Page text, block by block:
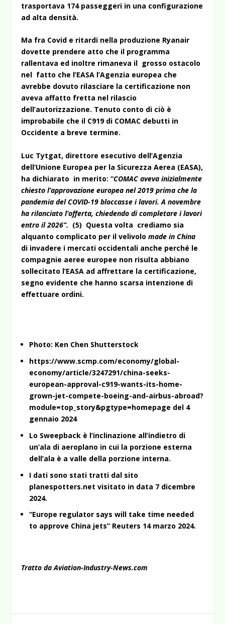
trasportava 174 passeggeri in una configurazione
ad alta densità.
Ma fra Covid e ritardi nella produzione Ryanair
dovette prendere atto che il programma
rallentava ed inoltre rimaneva il grosso ostacolo
nel fatto che l’EASA l’Agenzia europea che
avrebbe dovuto rilasciare la certificazione non
aveva affatto fretta nel rilascio
dell’autorizzazione. Tenuto conto di ciò è
improbabile che il C919 di COMAC debutti in
Occidente a breve termine.
Luc Tytgat, direttore esecutivo dell’Agenzia
dell’Unione Europea per la Sicurezza Aerea (EASA),
ha dichiarato in merito: “COMAC aveva inizialmente
chiesto l’approvazione europea nel 2019 prima che la
pandemia del COVID-19 bloccasse i lavori. A novembre
ha rilanciato l’offerta, chiedendo di completare i lavori
entro il 2026”. (5) Questa volta crediamo sia
alquanto complicato per il velivolomade in China
di invadere i mercati occidentali anche perché le
compagnie aeree europee non risulta abbiano
sollecitato l’EASA ad affrettare la certificazione,
segno evidente che hanno scarsa intenzione di
effettuare ordini.
Photo: Ken Chen Shutterstock
https://www.scmp.com/economy/global-
economy/article/3247291/china-seeks-
european-approval-c919-wants-its-home-
grown-jet-compete-boeing-and-airbus-abroad?
module=top_story&pgtype=homepage del 4
gennaio 2024
Lo Sweepback è l’inclinazione all’indietro di
un’ala di aeroplano in cui la porzione esterna
dell’ala è a valle della porzione interna.
I dati sono stati tratti dal sito
planespotters.net visitato in data 7 dicembre
2024.
“Europe regulator says will take time needed
to approve China jets” Reuters 14 marzo 2024.
Tratto da Aviation-Industry-News.com